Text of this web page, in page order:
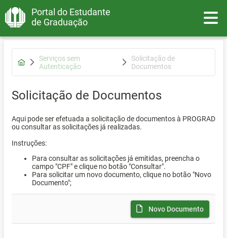
Portal do Estudante
de Graduação
Serviços sem
Autenticação
Solicitação de
Documentos
Solicitação de Documentos
Aqui pode ser efetuada a solicitação de documentos à PROGRAD
ou consultar as solicitações já realizadas.
Instruções:
Para consultar as solicitações já emitidas, preencha o
campo "CPF" e clique no botão "Consultar".
Para solicitar um novo documento, clique no botão "Novo
Documento";
Novo Documento